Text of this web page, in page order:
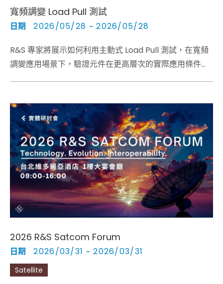
寬頻調變 Load Pull 測試
日期 2026/05/28 ~ 2026/05/28
R&S 專家將展示如何利用主動式 Load Pull 測試，在寬頻
調變應用場景下，驗證元件在更高層次的實際應用條件下
2026 R&S Satcom Forum
日期 2026/03/31 ~ 2026/03/31
Satellite